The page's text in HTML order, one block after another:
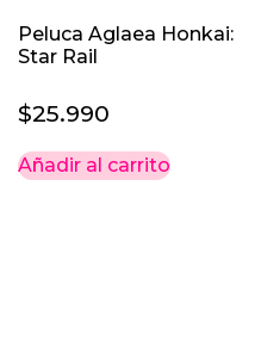
Peluca Aglaea Honkai:
Star Rail
$25.990
Añadir al carrito